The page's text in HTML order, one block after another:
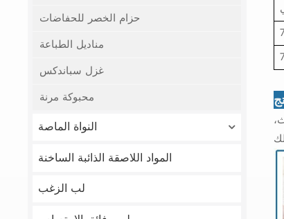
حزام الخصر للحفاضات
مناديل الطباعة
غزل سباندكس
محبوكة مرنة
النواة الماصة
المواد اللاصقة الذائبة الساخنة
لب الزغب